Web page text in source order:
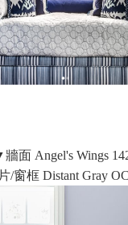
面 Angel's Wings
/窗框 Distant Gray